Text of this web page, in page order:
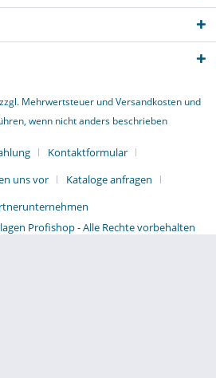
Mehrwertsteuer undVersandkostenund
wenn nicht anders beschrieben
Kontaktformular
uns vor
Kataloge anfragen
Profishop - Alle Rechte vorbehalten